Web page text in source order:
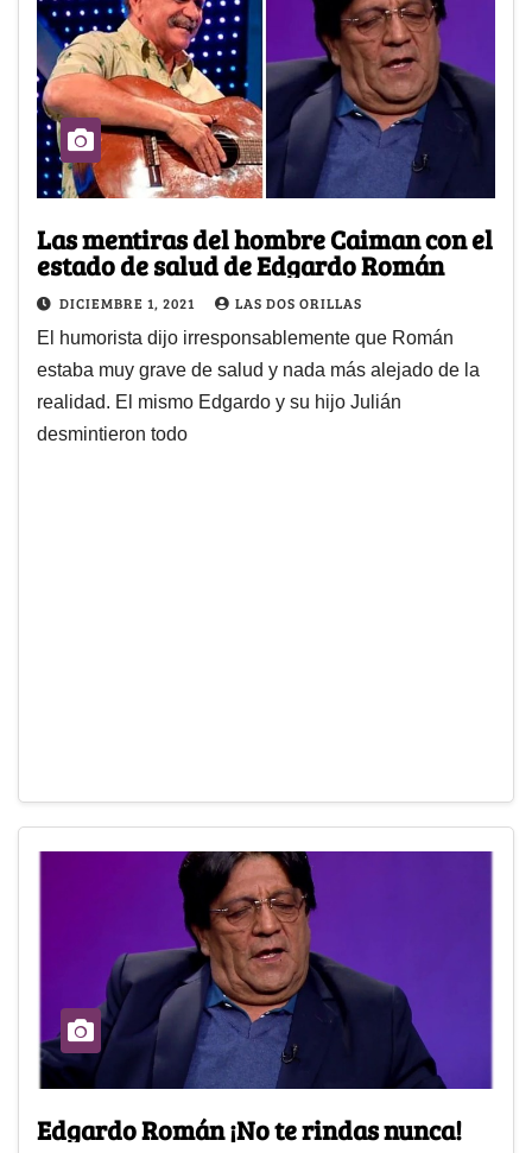
Las mentiras del hombre Caiman con el
estado de salud de Edgardo Román
DICIEMBRE 1, 2021 LAS DOS ORILLAS
El humorista dijo irresponsablemente que Román
estaba muy grave de salud y nada más alejado de la
realidad. El mismo Edgardo y su hijo Julián
desmintieron todo
Edgardo Román ¡No te rindas nunca!